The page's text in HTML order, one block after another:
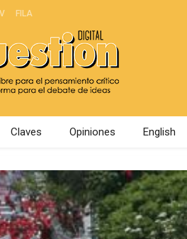
FILA
Claves Opiniones English